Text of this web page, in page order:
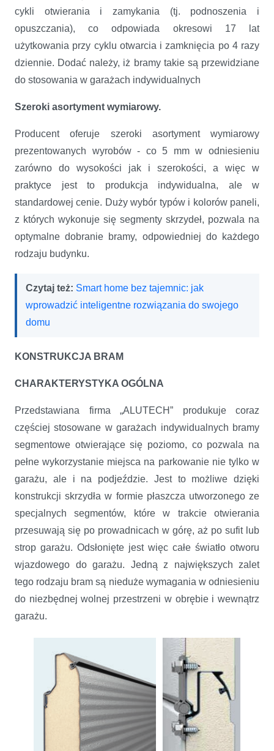
cykli otwierania i zamykania (tj. podnoszenia i
opuszczania), co odpowiada okresowi 17 lat
użytkowania przy cyklu otwarcia i zamknięcia po 4 razy
dziennie. Dodać należy, iż bramy takie są przewidziane
do stosowania w garażach indywidualnych
Szeroki asortyment wymiarowy.
Producent oferuje szeroki asortyment wymiarowy
prezentowanych wyrobów - co 5 mm w odniesieniu
zarówno do wysokości jak i szerokości, a więc w
praktyce jest to produkcja indywidualna, ale w
standardowej cenie. Duży wybór typów i kolorów paneli,
z których wykonuje się segmenty skrzydeł, pozwala na
optymalne dobranie bramy, odpowiedniej do każdego
rodzaju budynku.
Czytaj też: Smart home bez tajemnic: jak
wprowadzić inteligentne rozwiązania do swojego
domu
KONSTRUKCJA BRAM
CHARAKTERYSTYKA OGÓLNA
Przedstawiana firma „ALUTECH” produkuje coraz
częściej stosowane w garażach indywidualnych bramy
segmentowe otwierające się poziomo, co pozwala na
pełne wykorzystanie miejsca na parkowanie nie tylko w
garażu, ale i na podjeździe. Jest to możliwe dzięki
konstrukcji skrzydła w formie płaszcza utworzonego ze
specjalnych segmentów, które w trakcie otwierania
przesuwają się po prowadnicach w górę, aż po sufit lub
strop garażu. Odsłonięte jest więc całe światło otworu
wjazdowego do garażu. Jedną z największych zalet
tego rodzaju bram są nieduże wymagania w odniesieniu
do niezbędnej wolnej przestrzeni w obrębie i wewnątrz
garażu.